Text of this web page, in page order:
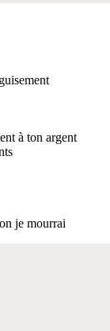
à ton argent
je mourrai